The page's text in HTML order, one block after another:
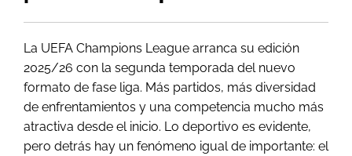
La UEFA Champions League arranca su edición
2025/26 con la segunda temporada del nuevo
formato de fase liga. Más partidos, más diversidad
de enfrentamientos y una competencia mucho más
atractiva desde el inicio. Lo deportivo es evidente,
pero detrás hay un fenómeno igual de importante: el